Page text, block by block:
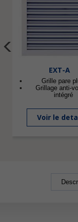
EXT-A
Grille pare
Grillage anti-
intégré
Voir le